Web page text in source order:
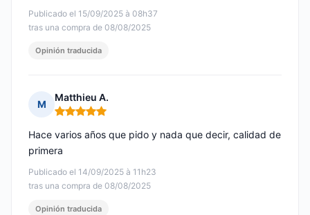
Publicado el 15/09/2025 à 08h37
tras una compra de 08/08/2025
Opinión traducida
M
Matthieu A.
Nota: 5 de 5
Publicado el 14/09/2025 à 11h23
tras una compra de 08/08/2025
Hace varios años que pido y nada que decir, calidad de
primera
Opinión traducida